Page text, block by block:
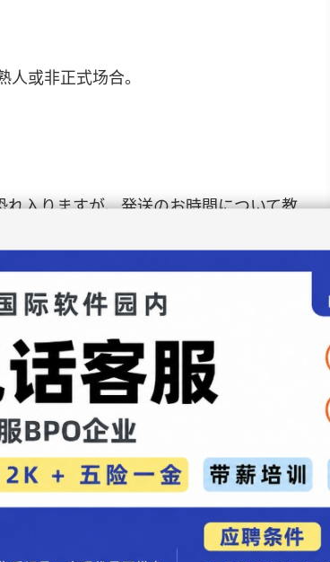
人或非正式场合。
入りますが、発送のお時間について教
ka?)
，可以告诉我发货时间吗？)
文番号123の件ですが、大変恐縮です
よろしいでしょうか？
chūmon bangō ichi ni san no ken desu ga,
no hassō yotei o ukagatte mo yoroshii
事宜，非常冒昧，可以请教一下订单的